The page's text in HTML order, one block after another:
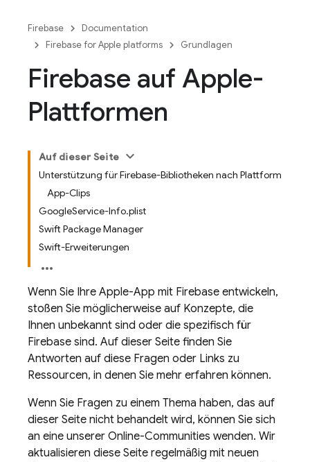
Firebase
Documentation
Firebase for Apple platforms
Grundlagen
Firebase auf Apple-
Plattformen
Auf dieser Seite
Unterstützung für Firebase-Bibliotheken nach Plattform
App-Clips
GoogleService-Info.plist
Swift Package Manager
Swift-Erweiterungen
Wenn Sie Ihre Apple-App mit Firebase entwickeln,
stoßen Sie möglicherweise auf Konzepte, die
Ihnen unbekannt sind oder die spezifisch für
Firebase sind. Auf dieser Seite finden Sie
Antworten auf diese Fragen oder Links zu
Ressourcen, in denen Sie mehr erfahren können.
Wenn Sie Fragen zu einem Thema haben, das auf
dieser Seite nicht behandelt wird, können Sie sich
an eine unserer Online-Communities wenden. Wir
aktualisieren diese Seite regelmäßig mit neuen